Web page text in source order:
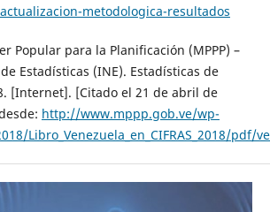
metodologica-resultados
Popular para la Planificación (MPPP) –
Estadísticas (INE). Estadísticas de
[Internet]. [Citado el 21 de abril de
http://www.mppp.gob.ve/wp-
Libro_Venezuela_en_CIFRAS_2018/pdf/